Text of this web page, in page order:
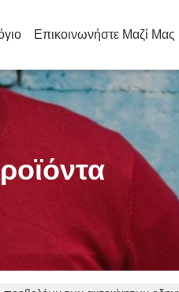
Επικοινωνήστε Μαζί Μας